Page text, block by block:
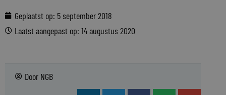
Geplaatst op: 5 september 2018
Laatst aangepast op: 14 augustus 2020
Door NGB